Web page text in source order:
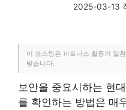
2025-03-13
이 포스팅은 파트너스 활동의 일
받습니다.
보안을 중요시하는 현
를 확인하는 방법은 매